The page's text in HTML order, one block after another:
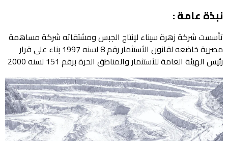
عامة :
شركة زهرة سيناء لإنتاج الجبس ومشتقاته شركة مساهمة
مصرية خاضعه لقانون الأستثمار رقم 8 لسنه 1997 بناء على قرار
العامة للأستثمار والمناطق الحرة برقم 151 لسنه 2000